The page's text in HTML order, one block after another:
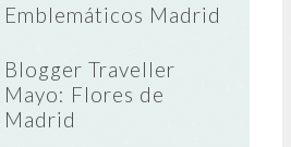
Emblemáticos Madrid
Blogger Traveller
Mayo: Flores de
Madrid